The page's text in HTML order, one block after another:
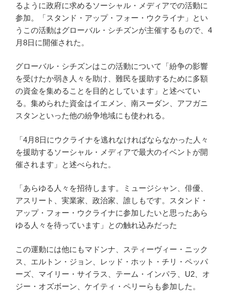
るように政府に求めるソーシャル・メディアでの活動に
参加。「スタンド・アップ・フォー・ウクライナ」とい
うこの活動はグローバル・シチズンが主催するもので、4
月8日に開催された。
グローバル・シチズンはこの活動について「紛争の影響
を受けたか弱き人々を助け、難民を援助するために多額
の資金を集めることを目的としています」と述べてい
る。集められた資金はイエメン、南スーダン、アフガニ
スタンといった他の紛争地域にも使われる。
「4月8日にウクライナを逃れなければならなかった人々
を援助するソーシャル・メディアで最大のイベントが開
催されます」と述べられた。
「あらゆる人々を招待します。ミュージシャン、俳優、
アスリート、実業家、政治家、誰しもです。スタンド・
アップ・フォー・ウクライナに参加したいと思ったあら
ゆる人々を待っています」との触れ込みだった
この運動には他にもマドンナ、スティーヴィー・ニック
ス、エルトン・ジョン、レッド・ホット・チリ・ペッパ
ーズ、マイリー・サイラス、テーム・インパラ、U2、オ
ジー・オズボーン、ケイティ・ペリーらも参加した。